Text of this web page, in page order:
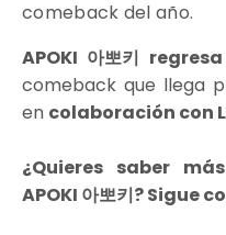
comeback del año.
APOKI 아뽀키
comeback que llega
en colaboración con
¿Quieres saber
APOKI 아뽀키? Sigue